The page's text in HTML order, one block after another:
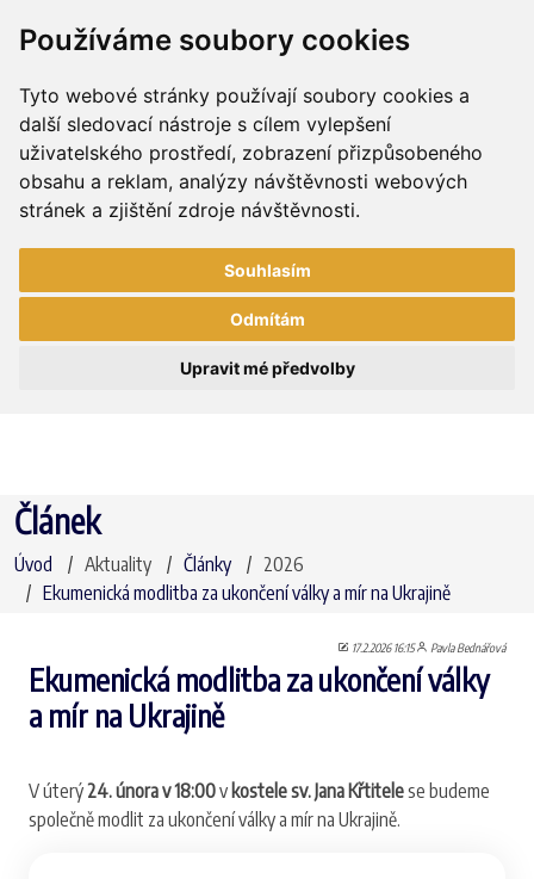
Používáme soubory cookies
Tyto webové stránky používají soubory cookies a
další sledovací nástroje s cílem vylepšení
uživatelského prostředí, zobrazení přizpůsobeného
obsahu a reklam, analýzy návštěvnosti webových
stránek a zjištění zdroje návštěvnosti.
Souhlasím
Odmítám
Upravit mé předvolby
Článek
Úvod Aktuality Články
2026
Ekumenická modlitba za ukončení války a mír na Ukrajině
17.2.2026 16:15 Pavla Bednářová
Ekumenická modlitba za ukončení války
a mír na Ukrajině
V úterý24. února v 18:00v kostele sv. Jana Křtitelese budeme
společně modlit za ukončení války a mír na Ukrajině.